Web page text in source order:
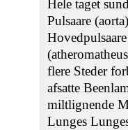
Hele taget
Pulsaare
flere Steder
afsatte
miltlignende
Lunges